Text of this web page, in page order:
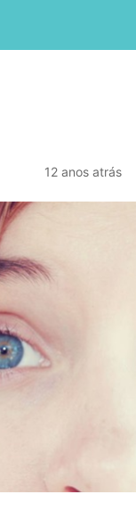
12 anos atrás